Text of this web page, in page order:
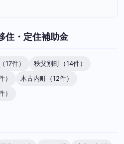
住・定住補助金
17件）
秩父別町（14件）
）
木古内町（12件）
）